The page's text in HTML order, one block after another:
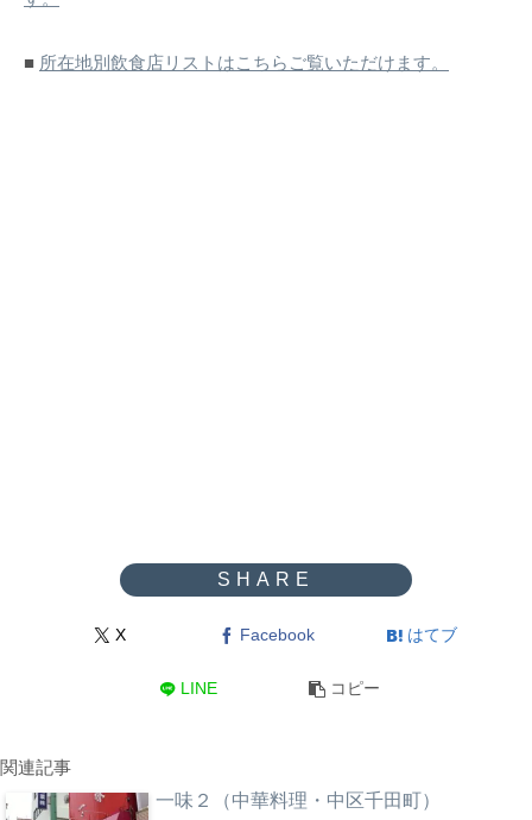
■ 所在地別飲食店リストはこちらご覧いただけます。
X Facebook はてブ
LINE コピー
関連記事
一味２（中華料理・中区千田町）